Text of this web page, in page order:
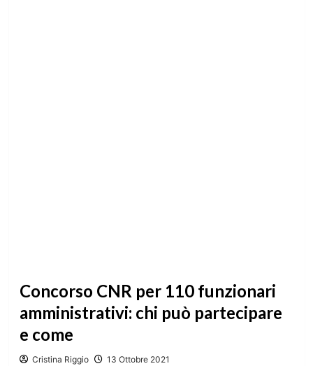
Concorso CNR per 110 funzionari
amministrativi: chi può partecipare
e come
Cristina Riggio 13 Ottobre 2021